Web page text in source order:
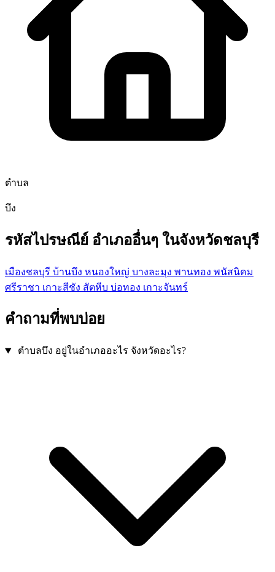
ตำบล
บึง
รหัสไปรษณีย์ อำเภออื่นๆ ในจังหวัดชลบุรี
เมืองชลบุรี บ้านบึง หนองใหญ่ บางละมุง พานทอง พนัสนิคม
ศรีราชา เกาะสีชัง สัตหีบ บ่อทอง เกาะจันทร์
คำถามที่พบบ่อย
ตำบลบึง อยู่ในอำเภออะไร จังหวัดอะไร?